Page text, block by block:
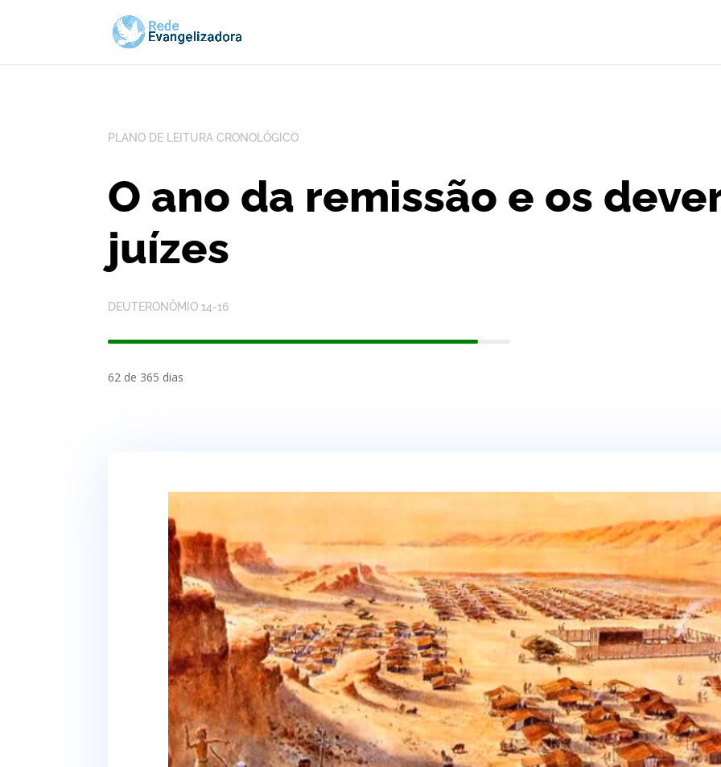
PLANO DE LEITURA CRONOLÓGICO
O ano da remissão e os
juízes
DEUTERONÔMIO 14-16
62 de 365 dias